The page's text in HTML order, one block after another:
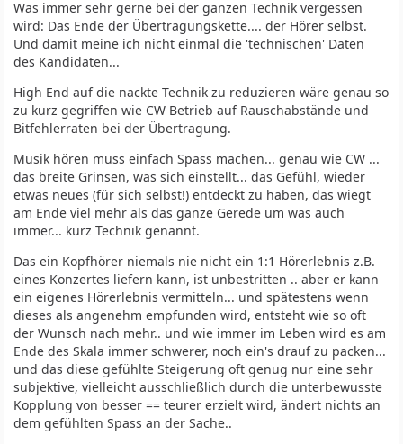
Was immer sehr gerne bei der ganzen Technik vergessen
wird: Das Ende der Übertragungskette.... der Hörer selbst.
Und damit meine ich nicht einmal die 'technischen' Daten
des Kandidaten...
High End auf die nackte Technik zu reduzieren wäre genau so
zu kurz gegriffen wie CW Betrieb auf Rauschabstände und
Bitfehlerraten bei der Übertragung.
Musik hören muss einfach Spass machen... genau wie CW ...
das breite Grinsen, was sich einstellt... das Gefühl, wieder
etwas neues (für sich selbst!) entdeckt zu haben, das wiegt
am Ende viel mehr als das ganze Gerede um was auch
immer... kurz Technik genannt.
Das ein Kopfhörer niemals nie nicht ein 1:1 Hörerlebnis z.B.
eines Konzertes liefern kann, ist unbestritten .. aber er kann
ein eigenes Hörerlebnis vermitteln... und spätestens wenn
dieses als angenehm empfunden wird, entsteht wie so oft
der Wunsch nach mehr.. und wie immer im Leben wird es am
Ende des Skala immer schwerer, noch ein's drauf zu packen...
und das diese gefühlte Steigerung oft genug nur eine sehr
subjektive, vielleicht ausschließlich durch die unterbewusste
Kopplung von besser == teurer erzielt wird, ändert nichts an
dem gefühlten Spass an der Sache..